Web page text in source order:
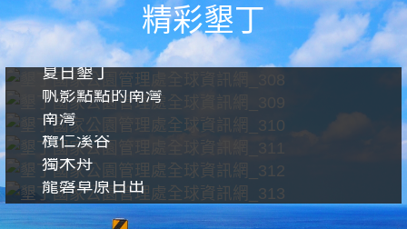
精彩墾丁
夏日墾丁
帆影點點的南灣
南灣
欖仁溪谷
獨木舟
龍磐草原日出